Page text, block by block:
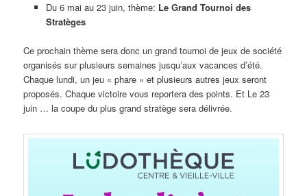
Du 6 mai au 23 juin, thème: Le Grand Tournoi des
Stratèges
Ce prochain thème sera donc un grand tournoi de jeux de société
organisés sur plusieurs semaines jusqu’aux vacances d’été.
Chaque lundi, un jeu « phare » et plusieurs autres jeux seront
proposés. Chaque victoire vous reportera des points. Et Le 23
juin … la coupe du plus grand stratège sera délivrée.